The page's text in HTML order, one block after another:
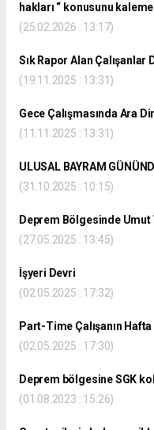
hakları “ konusunu kaleme
(25.02.2026 : 13:17)
Sık Rapor Alan Çalışanlar
(19.11.2025 : 13:31)
Gece Çalışmasında Ara
(11.11.2025 : 13:31)
ULUSAL BAYRAM
(31.10.2025 : 10:15)
Deprem Bölgesinde Umut
(27.05.2025 : 13:45)
İşyeri Devri
(02.05.2025 : 17:32)
Part-Time Çalışanın
(02.05.2025 : 17:30)
Deprem bölgesine SGK
(01.08.2023 : 15:26)